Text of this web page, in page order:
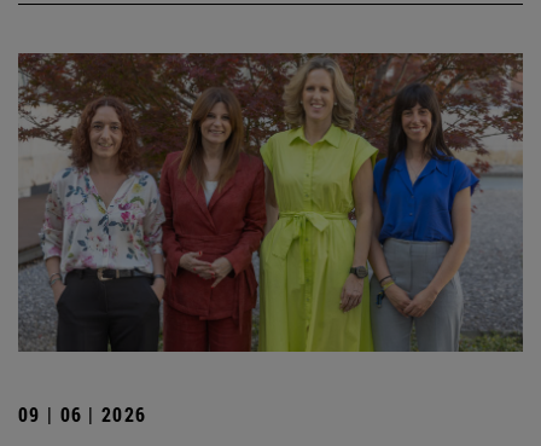
09 | 06 | 2026